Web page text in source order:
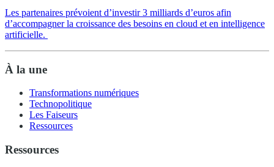
Les partenaires prévoient d’investir 3 milliards d’euros afin
d’accompagner la croissance des besoins en cloud et en intelligence
artificielle.
À la une
Transformations numériques
Technopolitique
Les Faiseurs
Ressources
Ressources